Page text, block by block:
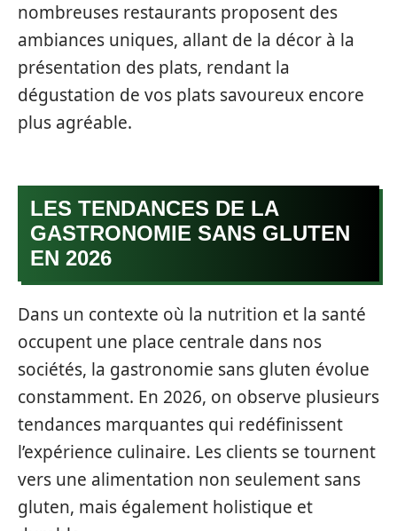
nombreuses restaurants proposent des
ambiances uniques, allant de la décor à la
présentation des plats, rendant la
dégustation de vos plats savoureux encore
plus agréable.
LES TENDANCES DE LA
GASTRONOMIE SANS GLUTEN
EN 2026
Dans un contexte où la nutrition et la santé
occupent une place centrale dans nos
sociétés, la gastronomie sans gluten évolue
constamment. En 2026, on observe plusieurs
tendances marquantes qui redéfinissent
l’expérience culinaire. Les clients se tournent
vers une alimentation non seulement sans
gluten, mais également holistique et